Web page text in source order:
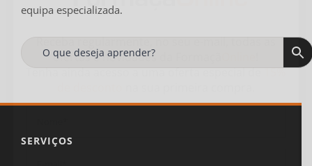
equipa especializada.
SERVIÇOS
Receba regularmente, no seu e-mail, todas as
ofertasenovidades
Tenha ainda acesso a uma oferta especial de15%